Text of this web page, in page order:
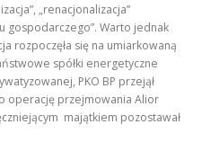
„renacjonalizacja”
gospodarczego”. Warto jednak
rozpoczęła się na umiarkowaną
spółki energetyczne
PKO BP przejął
operację przejmowania Alior
majątkiem pozostawał